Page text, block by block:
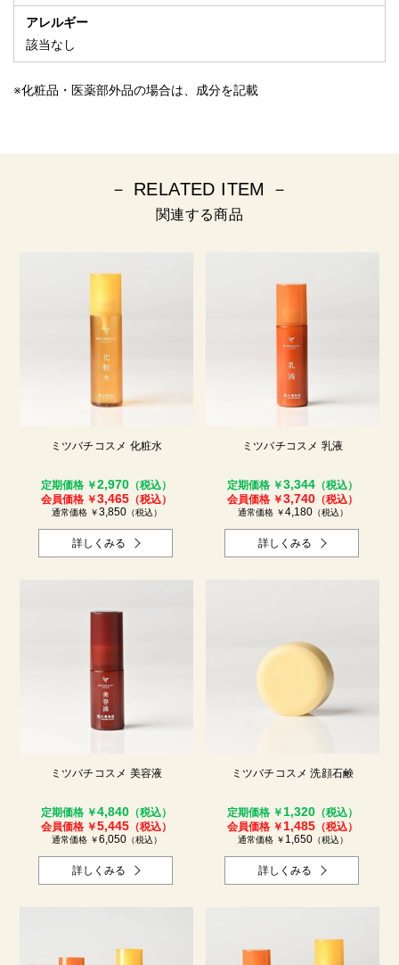
アレルギー
該当なし
※化粧品・医薬部外品の場合は、成分を記載
－ RELATED ITEM －
関連する商品
ミツバチコスメ 化粧水
定期価格 ￥2,970 （税込）
会員価格 ￥3,465 （税込）
通常価格 ￥3,850（税込）
詳しくみる
ミツバチコスメ 乳液
定期価格 ￥3,344 （税込）
会員価格 ￥3,740 （税込）
通常価格 ￥4,180（税込）
詳しくみる
ミツバチコスメ 美容液
定期価格 ￥4,840 （税込）
会員価格 ￥5,445 （税込）
通常価格 ￥6,050（税込）
詳しくみる
ミツバチコスメ 洗顔石鹸
定期価格 ￥1,320 （税込）
会員価格 ￥1,485 （税込）
通常価格 ￥ 1,650（税込）
詳しくみる